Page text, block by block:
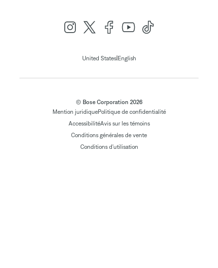
United States|English
© Bose Corporation 2026
Mention juridiquePolitique de confidentialité
AccessibilitéAvis sur les témoins
Conditions générales de vente
Conditions d'utilisation